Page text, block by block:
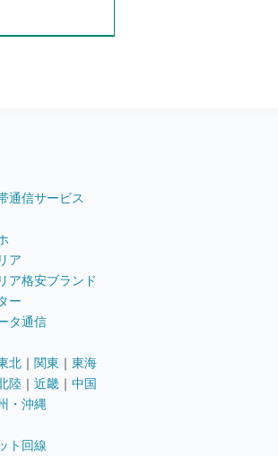
通信サービス
ア
ア格安ブランド
ー
タ通信
北 ｜ 関東 ｜ 東海
陸 ｜ 近畿 ｜ 中国
・沖縄
ト回線